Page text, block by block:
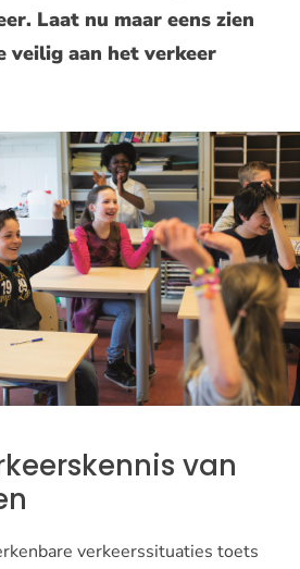
Laat nu maar eens zien
veilig aan het verkeer
van
verkeerssituaties toets